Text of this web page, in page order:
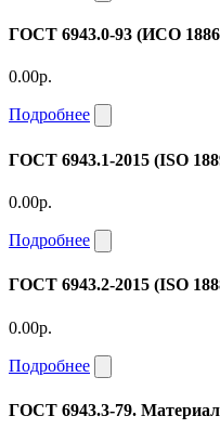
ГОСТ 6943.0-93 (ИСО
0.00р.
Подробнее
ГОСТ 6943.1-2015 (ISO
0.00р.
Подробнее
ГОСТ 6943.2-2015 (ISO
0.00р.
Подробнее
ГОСТ 6943.3-79.